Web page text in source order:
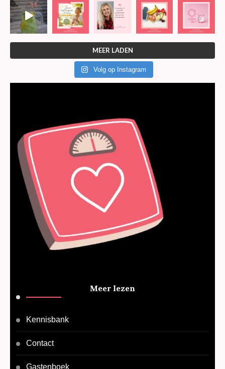
MEER LADEN
Volg op Instagram
Meer lezen
Kennisbank
Contact
Gastenboek